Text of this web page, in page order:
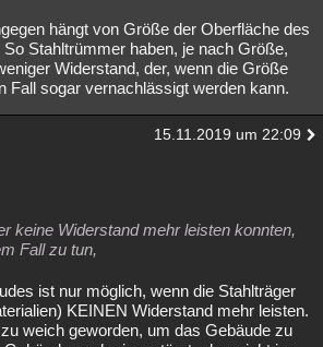
hängt von Größe der Oberfläche des
Stahltrümmer haben, je nach Größe,
Widerstand, der, wenn die Größe
Fall sogar vernachlässigt werden kann.
15.11.2019 um 22:09
keine Widerstand mehr leisten konnten,
Fall zu tun,
ist nur möglich, wenn die Stahlträger
KEINEN Widerstand mehr leisten.
weich geworden, um das Gebäude zu